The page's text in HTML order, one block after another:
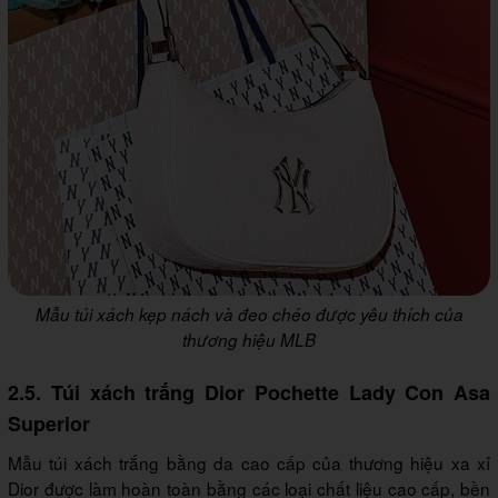
Mẫu túi xách kẹp nách và đeo chéo được yêu thích của
thương hiệu MLB
2.5. Túi xách trắng Dior Pochette Lady Con Asa
Superior
Mẫu túi xách trắng bằng da cao cấp của thương hiệu xa xỉ
Dior được làm hoàn toàn bằng các loại chất liệu cao cấp, bền